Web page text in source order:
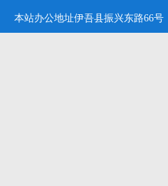
本站办公地址伊吾县振兴东路66号